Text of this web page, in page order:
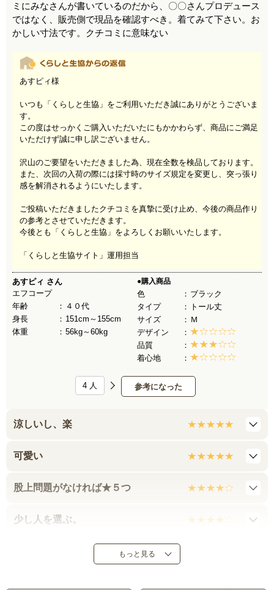
ミにみなさんが書いているのだから、〇〇さんプロデュース
ではなく、販売側で現品を確認すべき。着てみて下さい。お
かしい寸法です。クチコミに意味ない
あすピィ様
いつも「くらしと生協」をご利用いただき誠にありがとうございま
す。
この度はせっかくご購入いただいたにもかかわらず、商品にご満足
いただけず誠に申し訳ございません。
沢山のご要望をいただきました為、現在全数を検品しております。
また、次回の入荷の際には採寸時のサイズ規定を変更し、突っ張り
感を解消されるようにいたします。
ご投稿いただきましたクチコミを真摯に受け止め、今後の商品作り
の参考とさせていただきます。
今後とも「くらしと生協」をよろしくお願いいたします。
「くらしと生協サイト」運用担当
あすピィ さん
エフコープ
年齢
４０代
身長
151cm～155cm
体重
56kg～60kg
●購入商品
色
ブラック
タイプ
トール丈
サイズ
Ｍ
デザイン
品質
着心地
参考になった
4 人
涼しいし、楽
可愛い
股上問題がなければ★５つ
少し人を選ぶ。
もっと見る